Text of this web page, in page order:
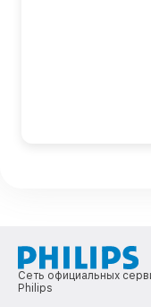
Сеть официальных
Philips